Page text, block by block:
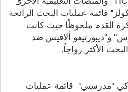
قائمة عمليات البحث الرائجة
القدم ملحوظًا حيث كانت
و"ديبورتيفو ألافيس ضد
الأكثر رواجاً.
"مدرستي" قائمة عمليات